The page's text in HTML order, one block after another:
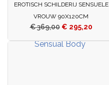
EROTISCH SCHILDERIJ SENSUELE
VROUW 90X120CM
€369,00 € 295,20